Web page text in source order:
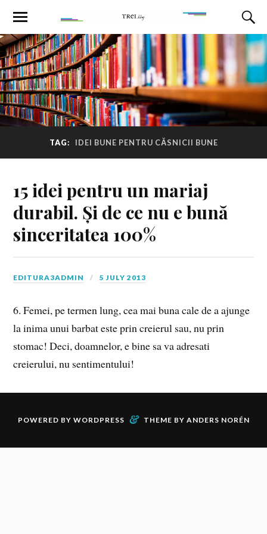
TAG: IDEI BUNE PENTRU CĂSNICII BUNE
15 idei pentru un mariaj
durabil. Și de ce nu e bună
sinceritatea 100%
EDITURA3ADMIN 5 JULY 2013
6. Femei, pe termen lung, cea mai buna cale de a ajunge
la inima unui barbat este prin creierul sau, nu prin
stomac! Deci, doamnelor, e bine sa va adresati
creierului, nu sentimentului!
POWERED BY WORDPRESS & THEME BY ANDERS NORÉN